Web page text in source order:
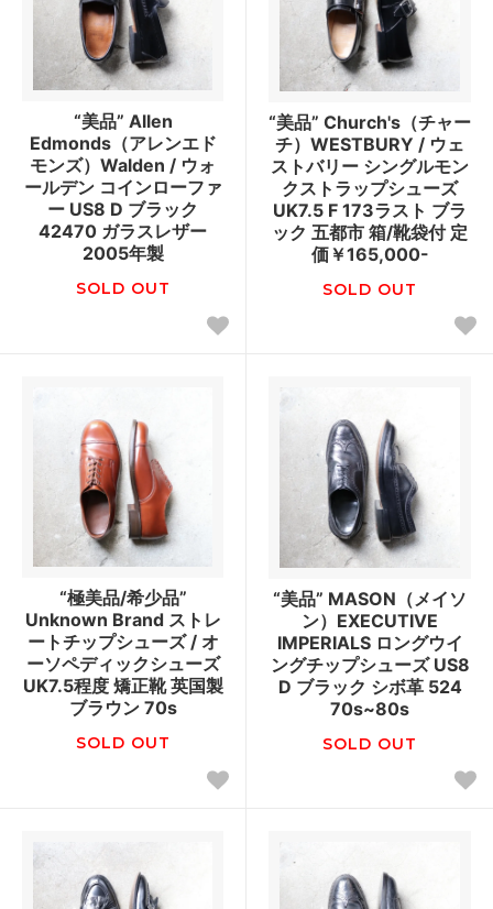
“美品” Allen
Edmonds（アレンエド
モンズ）Walden / ウォ
ールデン コインローファ
ー US8 D ブラック
42470 ガラスレザー
2005年製
SOLD OUT
“美品” Church's（チャー
チ）WESTBURY / ウェ
ストバリー シングルモン
クストラップシューズ
UK7.5 F 173ラスト ブラ
ック 五都市 箱/靴袋付 定
価￥165,000-
SOLD OUT
“極美品/希少品”
Unknown Brand ストレ
ートチップシューズ / オ
ーソペディックシューズ
UK7.5程度 矯正靴 英国製
ブラウン 70s
SOLD OUT
“美品” MASON（メイソ
ン）EXECUTIVE
IMPERIALS ロングウイ
ングチップシューズ US8
D ブラック シボ革 524
70s~80s
SOLD OUT